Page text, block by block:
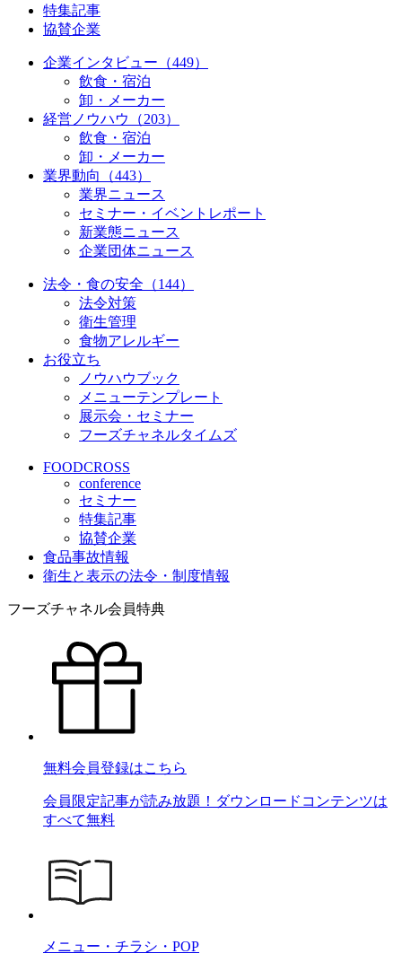
特集記事
協賛企業
企業インタビュー（449）
飲食・宿泊
卸・メーカー
経営ノウハウ（203）
飲食・宿泊
卸・メーカー
業界動向（443）
業界ニュース
セミナー・イベントレポート
新業態ニュース
企業団体ニュース
法令・食の安全（144）
法令対策
衛生管理
食物アレルギー
お役立ち
ノウハウブック
メニューテンプレート
展示会・セミナー
フーズチャネルタイムズ
FOODCROSS
conference
セミナー
特集記事
協賛企業
食品事故情報
衛生と表示の法令・制度情報
フーズチャネル会員特典
無料会員登録はこちら
会員限定記事が読み放題！ダウンロードコンテンツは
すべて無料
メニュー・チラシ・POP